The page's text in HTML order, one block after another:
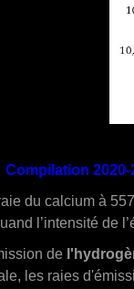
Compilation
du calcium à
l’intensité de
de
les raies